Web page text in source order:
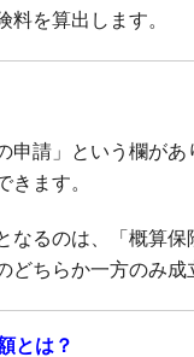
料を算出します。
申請」という欄が
きます。
なるのは、「概算
どちらか一方のみ
とは？